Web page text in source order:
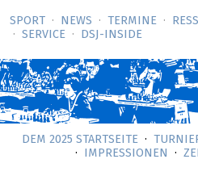
SPORT NEWS TERMINE
SERVICE
DSJ-­INSIDE
DEM 2025 STARTSEITE
IMPRESSIONEN